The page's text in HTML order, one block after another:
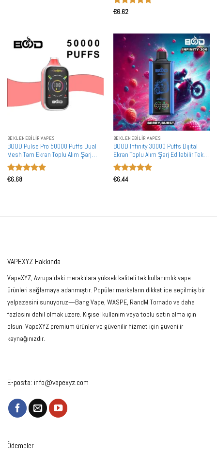
5 üzerinden
€6.62
BEKLENEBILIR VAPES
BOOD Pulse Pro 50000 Puffs Dual
Mesh Tam Ekran Toplu Alım Şarj
Edilebilir Tek Kullanımlık Vape
Toptan Satış
5 üzerinden
€6.68
BEKLENEBILIR VAPES
BOOD Infinity 30000 Puffs Dijital
Ekran Toplu Alım Şarj Edilebilir Tek
Kullanımlık Vape Toptan Satış
5 üzerinden
€6.44
VAPEXYZ Hakkında
VapeXYZ, Avrupa'daki meraklılara yüksek kaliteli tek kullanımlık vape
ürünleri sağlamaya adanmıştır. Popüler markaların dikkatlice seçilmiş bir
yelpazesini sunuyoruz—Bang Vape, WASPE, RandM Tornado ve daha
fazlasını dahil olmak üzere. Kişisel kullanım veya toplu satın alma için
olsun, VapeXYZ premium ürünler ve güvenilir hizmet için güvenilir
kaynağınızdır.
E-posta: info@vapexyz.com
Ödemeler